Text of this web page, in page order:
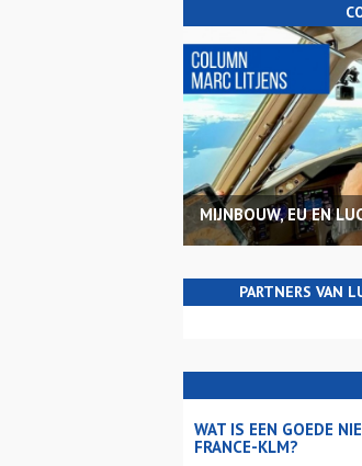
MIJNBOUW, EU EN
PARTNERS VAN
WAT IS EEN GOEDE
FRANCE-KLM?